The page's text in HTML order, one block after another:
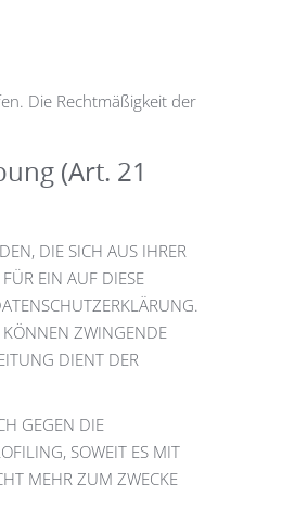
Die Rechtmäßigkeit der
(Art. 21
DIE SICH AUS IHRER
EIN AUF DIESE
KÖNNEN ZWINGENDE
DIENT DER
GEGEN DIE
SOWEIT ES MIT
MEHR ZUM ZWECKE